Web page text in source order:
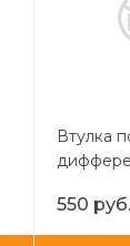
Втулка
550 руб.